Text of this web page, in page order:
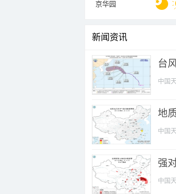
京华园
新闻资讯
台
中国
地
中国
强
中国